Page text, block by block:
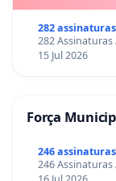
282 assinaturas
282 Assinaturas
15 Jul 2026
Força
246 assinaturas
246 Assinaturas